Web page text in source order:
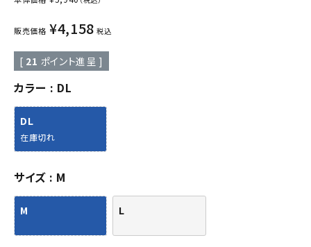
販売価格 ¥4,158 税込
[ 21 ポイント進呈 ]
カラー DL
DL
在庫切れ
サイズ M
M L